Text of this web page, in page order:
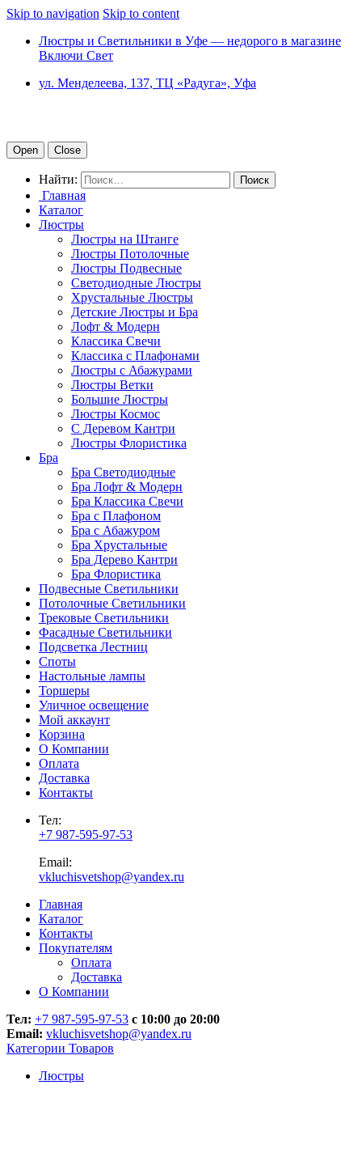
Skip to navigation Skip to content
Люстры и Светильники в Уфе — недорого в магазине
Включи Свет
ул. Менделеева, 137, ТЦ «Радуга», Уфа
Open Close
Найти:
Главная
Каталог
Люстры
Люстры на Штанге
Люстры Потолочные
Люстры Подвесные
Светодиодные Люстры
Хрустальные Люстры
Детские Люстры и Бра
Лофт & Модерн
Классика Свечи
Классика с Плафонами
Люстры с Абажурами
Люстры Ветки
Большие Люстры
Люстры Космос
С Деревом Кантри
Люстры Флористика
Бра
Бра Светодиодные
Бра Лофт & Модерн
Бра Классика Свечи
Бра с Плафоном
Бра с Абажуром
Бра Хрустальные
Бра Дерево Кантри
Бра Флористика
Подвесные Светильники
Потолочные Светильники
Трековые Светильники
Фасадные Светильники
Подсветка Лестниц
Споты
Настольные лампы
Торшеры
Уличное освещение
Мой аккаунт
Корзина
О Компании
Оплата
Доставка
Контакты
Тел:
+7 987-595-97-53
Email:
vkluchisvetshop@yandex.ru
Главная
Каталог
Контакты
Покупателям
Оплата
Доставка
О Компании
Тел: +7 987-595-97-53 с 10:00 до 20:00
Email: vkluchisvetshop@yandex.ru
Категории Товаров
Люстры